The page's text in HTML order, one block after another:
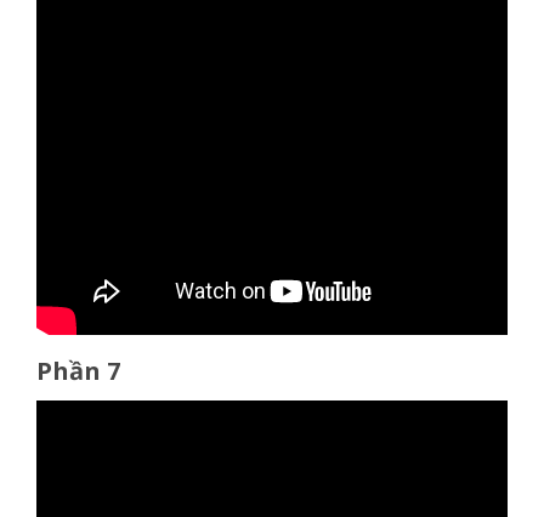
Phần 7